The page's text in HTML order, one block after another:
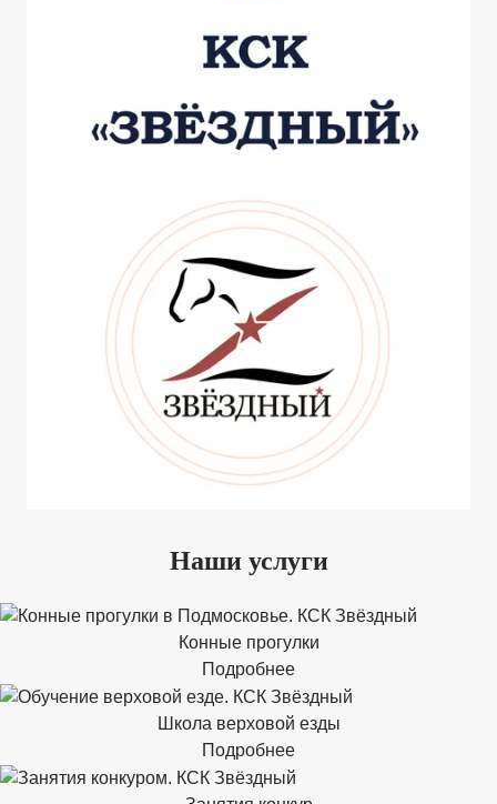
Наши услуги
Конные прогулки
Подробнее
Школа верховой езды
Подробнее